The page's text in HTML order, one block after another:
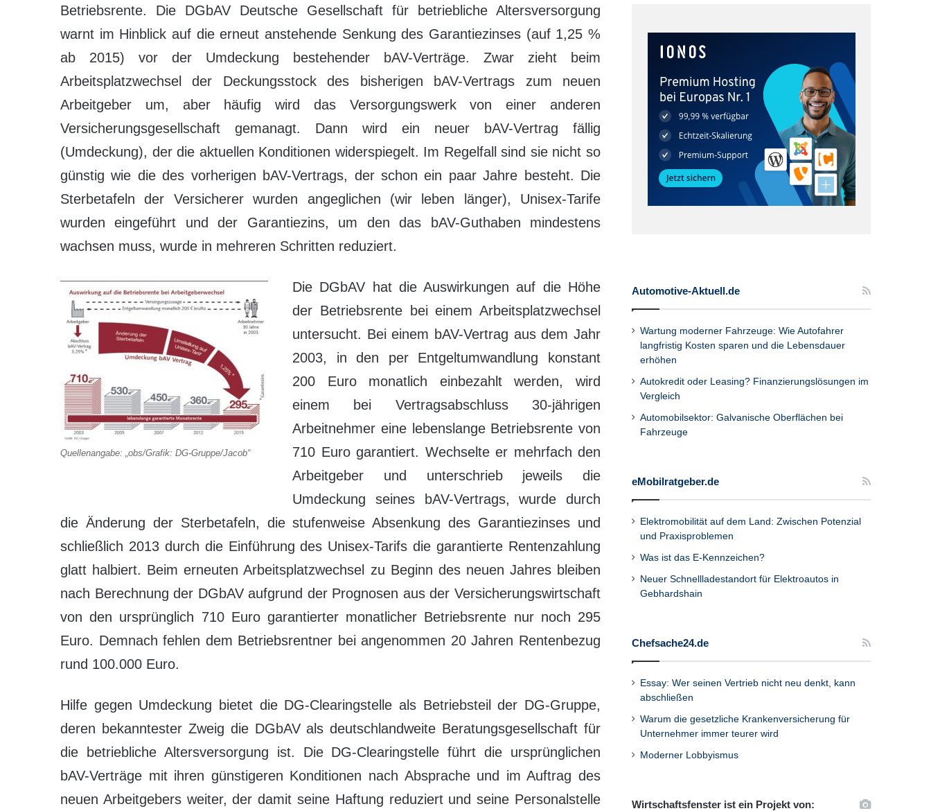
Betriebsrente. Die DGbAV Deutsche Gesellschaft für betriebliche Altersversorgung
warnt im Hinblick auf die erneut anstehende Senkung des Garantiezinses (auf 1,25 %
ab 2015) vor der Umdeckung bestehender bAV-Verträge. Zwar zieht beim
Arbeitsplatzwechsel der Deckungsstock des bisherigen bAV-Vertrags zum neuen
Arbeitgeber um, aber häufig wird das Versorgungswerk von einer anderen
Versicherungsgesellschaft gemanagt. Dann wird ein neuer bAV-Vertrag fällig
(Umdeckung), der die aktuellen Konditionen widerspiegelt. Im Regelfall sind sie nicht so
günstig wie die des vorherigen bAV-Vertrags, der schon ein paar Jahre besteht. Die
Sterbetafeln der Versicherer wurden angeglichen (wir leben länger), Unisex-Tarife
wurden eingeführt und der Garantiezins, um den das bAV-Guthaben mindestens
wachsen muss, wurde in mehreren Schritten reduziert.
Quellenangabe: „obs/Grafik: DG-Gruppe/Jacob“
Die DGbAV hat die Auswirkungen auf die Höhe
der Betriebsrente bei einem Arbeitsplatzwechsel
untersucht. Bei einem bAV-Vertrag aus dem Jahr
2003, in den per Entgeltumwandlung konstant
200 Euro monatlich einbezahlt werden, wird
einem bei Vertragsabschluss 30-jährigen
Arbeitnehmer eine lebenslange Betriebsrente von
710 Euro garantiert. Wechselte er mehrfach den
Arbeitgeber und unterschrieb jeweils die
Umdeckung seines bAV-Vertrags, wurde durch
die Änderung der Sterbetafeln, die stufenweise Absenkung des Garantiezinses und
schließlich 2013 durch die Einführung des Unisex-Tarifs die garantierte Rentenzahlung
glatt halbiert. Beim erneuten Arbeitsplatzwechsel zu Beginn des neuen Jahres bleiben
nach Berechnung der DGbAV aufgrund der Prognosen aus der Versicherungswirtschaft
von den ursprünglich 710 Euro garantierter monatlicher Betriebsrente nur noch 295
Euro. Demnach fehlen dem Betriebsrentner bei angenommen 20 Jahren Rentenbezug
rund 100.000 Euro.
Hilfe gegen Umdeckung bietet die DG-Clearingstelle als Betriebsteil der DG-Gruppe,
deren bekanntester Zweig die DGbAV als deutschlandweite Beratungsgesellschaft für
die betriebliche Altersversorgung ist. Die DG-Clearingstelle führt die ursprünglichen
bAV-Verträge mit ihren günstigeren Konditionen nach Absprache und im Auftrag des
neuen Arbeitgebers weiter, der damit seine Haftung reduziert und seine Personalstelle
Automotive-Aktuell.de
Wartung moderner Fahrzeuge: Wie Autofahrer
langfristig Kosten sparen und die Lebensdauer
erhöhen
Autokredit oder Leasing? Finanzierungslösungen im
Vergleich
Automobilsektor: Galvanische Oberflächen bei
Fahrzeuge
eMobilratgeber.de
Elektromobilität auf dem Land: Zwischen Potenzial
und Praxisproblemen
Was ist das E-Kennzeichen?
Neuer Schnellladestandort für Elektroautos in
Gebhardshain
Chefsache24.de
Essay: Wer seinen Vertrieb nicht neu denkt, kann
abschließen
Warum die gesetzliche Krankenversicherung für
Unternehmer immer teurer wird
Moderner Lobbyismus
Wirtschaftsfenster ist ein Projekt von: